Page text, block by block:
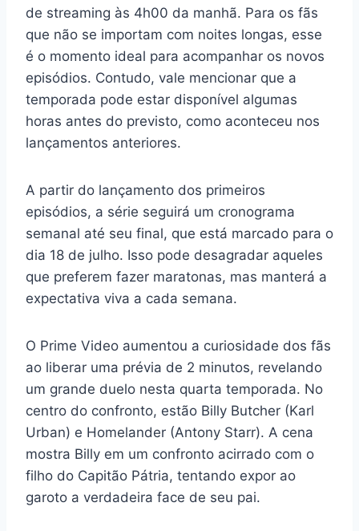
de streaming às 4h00 da manhã. Para os fãs
que não se importam com noites longas, esse
é o momento ideal para acompanhar os novos
episódios. Contudo, vale mencionar que a
temporada pode estar disponível algumas
horas antes do previsto, como aconteceu nos
lançamentos anteriores.
A partir do lançamento dos primeiros
episódios, a série seguirá um cronograma
semanal até seu final, que está marcado para o
dia 18 de julho. Isso pode desagradar aqueles
que preferem fazer maratonas, mas manterá a
expectativa viva a cada semana.
O Prime Video aumentou a curiosidade dos fãs
ao liberar uma prévia de 2 minutos, revelando
um grande duelo nesta quarta temporada. No
centro do confronto, estão Billy Butcher (Karl
Urban) e Homelander (Antony Starr). A cena
mostra Billy em um confronto acirrado com o
filho do Capitão Pátria, tentando expor ao
garoto a verdadeira face de seu pai.